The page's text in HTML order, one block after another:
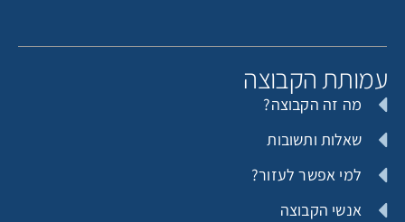
הקבוצה
מה זה הקבוצה?
שאלות ותשובות
למי אפשר לעזור?
אנשי הקבוצה